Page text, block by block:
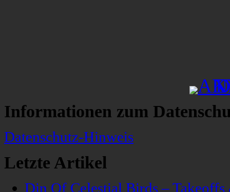
Informationen zum
Datenschutz-Hinweis
Letzte Artikel
Din Of Celestial Birds –